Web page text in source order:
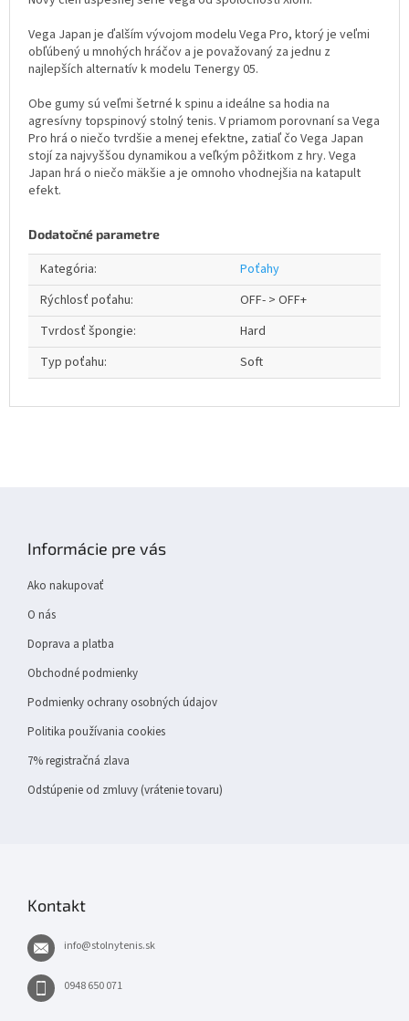
Vega Japan je ďalším vývojom modelu Vega Pro, ktorý je veľmi
obľúbený u mnohých hráčov a je považovaný za jednu z
najlepších alternatív k modelu Tenergy 05.
Obe gumy sú veľmi šetrné k spinu a ideálne sa hodia na
agresívny topspinový stolný tenis. V priamom porovnaní sa Vega
Pro hrá o niečo tvrdšie a menej efektne, zatiaľ čo Vega Japan
stojí za najvyššou dynamikou a veľkým pôžitkom z hry. Vega
Japan hrá o niečo mäkšie a je omnoho vhodnejšia na katapult
efekt.
Dodatočné parametre
Kategória:
Poťahy
Rýchlosť poťahu:
OFF- > OFF+
Tvrdosť špongie:
Hard
Typ poťahu: Soft
Informácie pre vás
Ako nakupovať
O nás
Doprava a platba
Obchodné podmienky
Podmienky ochrany osobných údajov
Politika používania cookies
7% registračná zlava
Odstúpenie od zmluvy (vrátenie tovaru)
Kontakt
info@stolnytenis.sk
0948 650 071